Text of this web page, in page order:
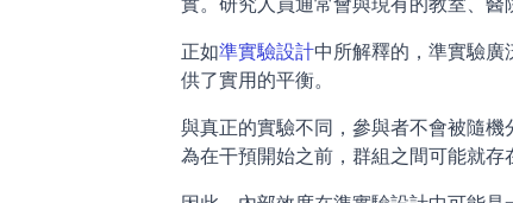
正如準實驗設計中所解釋的，準實驗
供了實用的平衡。
與真正的實驗不同，參與者不會被隨
為在干預開始之前，群組之間可能就存